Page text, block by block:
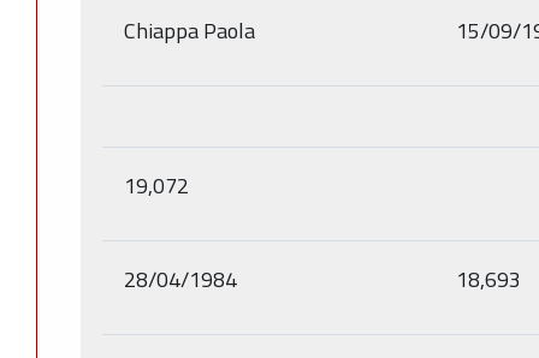
Chiappa Paola 15/09/
19,072
28/04/1984 18,693